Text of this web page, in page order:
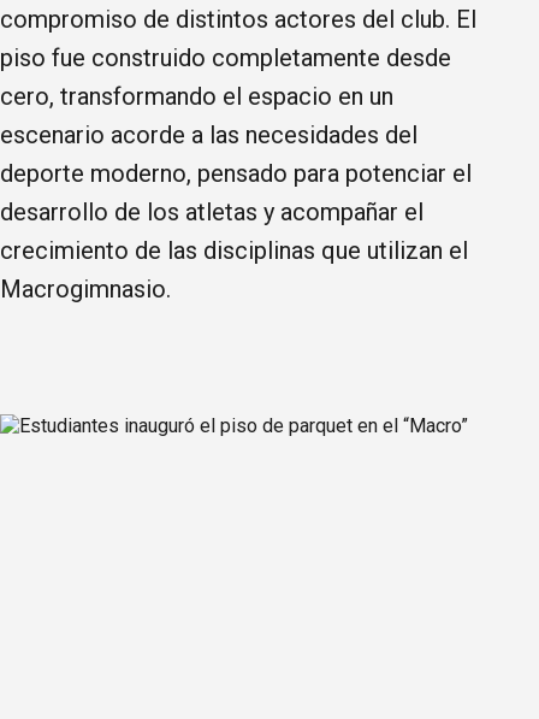
compromiso de distintos actores del club. El
piso fue construido completamente desde
cero, transformando el espacio en un
escenario acorde a las necesidades del
deporte moderno, pensado para potenciar el
desarrollo de los atletas y acompañar el
crecimiento de las disciplinas que utilizan el
Macrogimnasio.